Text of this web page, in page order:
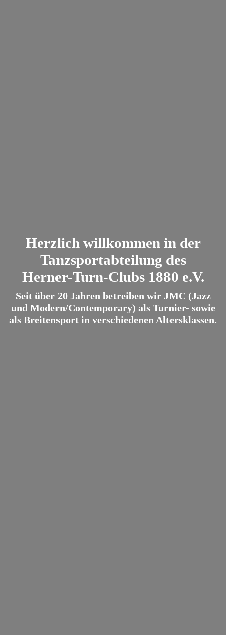
Herzlich willkommen in der
Tanzsportabteilung des
Herner-Turn-Clubs 1880 e.V.
Seit über 20 Jahren betreiben wir JMC (Jazz
und Modern/Contemporary) als Turnier- sowie
als Breitensport in verschiedenen Altersklassen.